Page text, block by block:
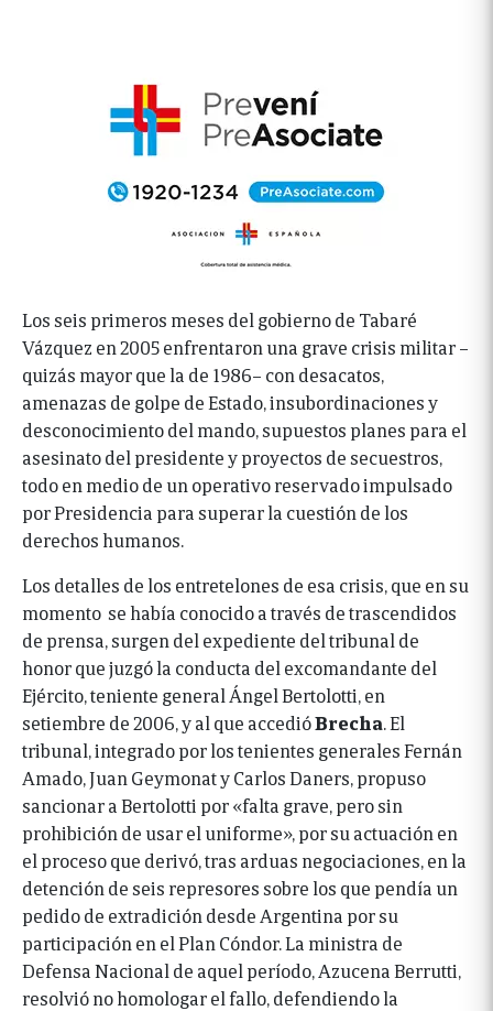
Los seis primeros meses del gobierno de Tabaré
Vázquez en 2005 enfrentaron una grave crisis militar –
quizás mayor que la de 1986– con desacatos,
amenazas de golpe de Estado, insubordinaciones y
desconocimiento del mando, supuestos planes para el
asesinato del presidente y proyectos de secuestros,
todo en medio de un operativo reservado impulsado
por Presidencia para superar la cuestión de los
derechos humanos.
Los detalles de los entretelones de esa crisis, que en su
momento se había conocido a través de trascendidos
de prensa, surgen del expediente del tribunal de
honor que juzgó la conducta del excomandante del
Ejército, teniente general Ángel Bertolotti, en
setiembre de 2006, y al que accedióBrecha . El
tribunal, integrado por los tenientes generales Fernán
Amado, Juan Geymonat y Carlos Daners, propuso
sancionar a Bertolotti por «falta grave, pero sin
prohibición de usar el uniforme», por su actuación en
el proceso que derivó, tras arduas negociaciones, en la
detención de seis represores sobre los que pendía un
pedido de extradición desde Argentina por su
participación en el Plan Cóndor. La ministra de
Defensa Nacional de aquel período, Azucena Berrutti,
resolvió no homologar el fallo, defendiendo la